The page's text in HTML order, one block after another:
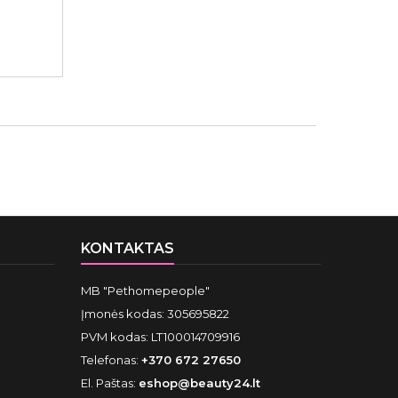
KONTAKTAS
MB "Pethomepeople"
Įmonės kodas: 305695822
PVM kodas: LT100014709916
Telefonas: +370 672 27650
El. Paštas: eshop@beauty24.lt